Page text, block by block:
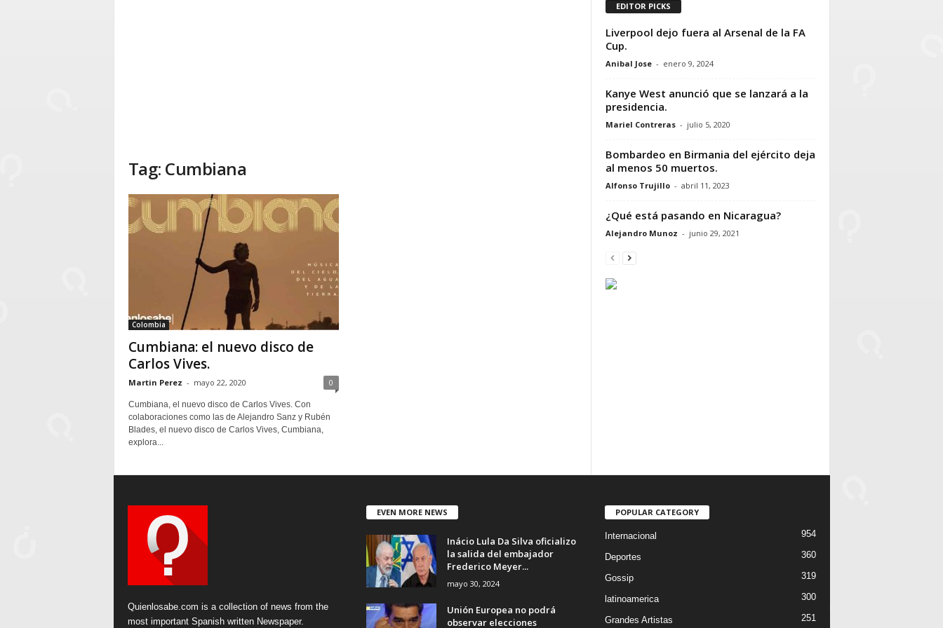
Tag: Cumbiana
Colombia
Cumbiana: el nuevo disco de
Carlos Vives.
Martin Perez - mayo 22, 2020 0
Cumbiana, el nuevo disco de Carlos Vives. Con
colaboraciones como las de Alejandro Sanz y Rubén
Blades, el nuevo disco de Carlos Vives, Cumbiana,
explora...
EDITOR PICKS
Liverpool dejo fuera al Arsenal de la FA
Cup.
Anibal Jose - enero 9, 2024
Kanye West anunció que se lanzará a la
presidencia.
Mariel Contreras - julio 5, 2020
Bombardeo en Birmania del ejército deja
al menos 50 muertos.
Alfonso Trujillo - abril 11, 2023
¿Qué está pasando en Nicaragua?
Alejandro Munoz - junio 29, 2021
Quienlosabe.com is a collection of news from the
most important Spanish written Newspaper.
EVEN MORE NEWS
Inácio Lula Da Silva oficializo
la salida del embajador
Frederico Meyer...
mayo 30, 2024
Unión Europea no podrá
observar elecciones
POPULAR CATEGORY
Internacional 954
Deportes 360
Gossip 319
latinoamerica 300
Grandes Artistas 251